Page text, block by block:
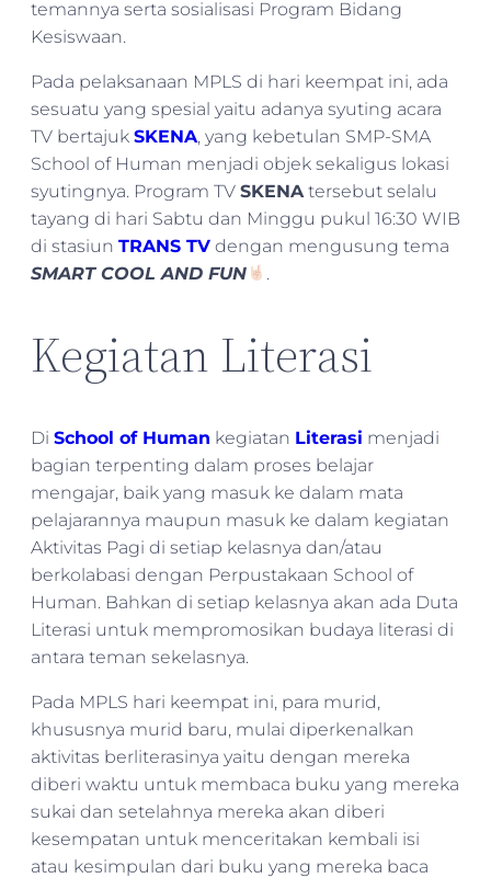
temannya serta sosialisasi Program Bidang
Kesiswaan.
Pada pelaksanaan MPLS di hari keempat ini, ada
sesuatu yang spesial yaitu adanya syuting acara
TV bertajuk SKENA, yang kebetulan SMP-SMA
School of Human menjadi objek sekaligus lokasi
syutingnya. Program TV SKENAtersebut selalu
tayang di hari Sabtu dan Minggu pukul 16:30 WIB
di stasiun TRANS TV dengan mengusung tema
SMART COOL AND FUN
.
Kegiatan Literasi
Di School of Human kegiatan Literasi menjadi
bagian terpenting dalam proses belajar
mengajar, baik yang masuk ke dalam mata
pelajarannya maupun masuk ke dalam kegiatan
Aktivitas Pagi di setiap kelasnya dan/atau
berkolabasi dengan Perpustakaan School of
Human. Bahkan di setiap kelasnya akan ada Duta
Literasi untuk mempromosikan budaya literasi di
antara teman sekelasnya.
Pada MPLS hari keempat ini, para murid,
khususnya murid baru, mulai diperkenalkan
aktivitas berliterasinya yaitu dengan mereka
diberi waktu untuk membaca buku yang mereka
sukai dan setelahnya mereka akan diberi
kesempatan untuk menceritakan kembali isi
atau kesimpulan dari buku yang mereka baca